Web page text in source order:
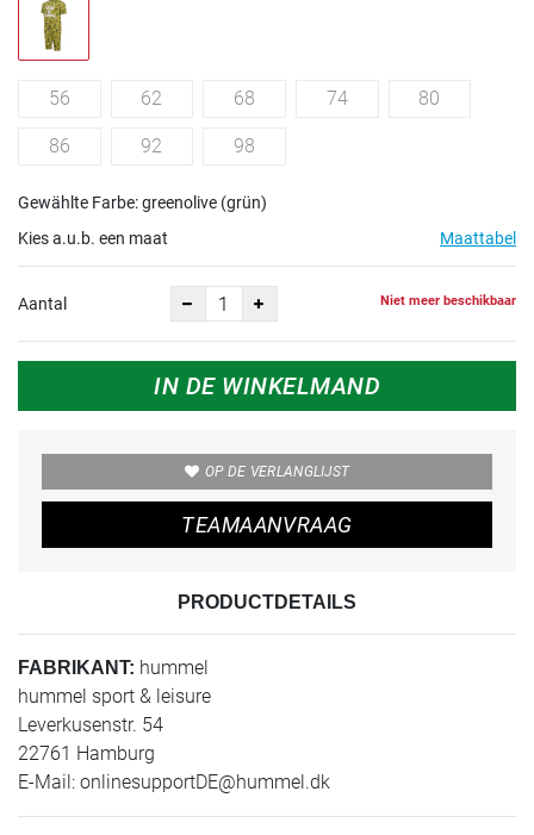
56 62 68 74 80
86 92 98
Gewählte Farbe: greenolive (grün)
Kies a.u.b. een maat
Maattabel
Aantal Niet meer beschikbaar
IN DE WINKELMAND
OP DE VERLANGLIJST
TEAMAANVRAAG
PRODUCTDETAILS
FABRIKANT: hummel
hummel sport & leisure
Leverkusenstr. 54
22761 Hamburg
E-Mail: onlinesupportDE@hummel.dk